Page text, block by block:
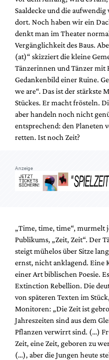
Suche
Saaldecke und die
dort. Noch haben wir ein
denkt man im Theater
Vergänglichkeit des Baus.
(at)“ skizziert die kleine
Tänzerinnen und Tänzer mit
Gedankenbild einer Ruine.
we are“. Das ist der stärkste
Stückes. Er macht frösteln.
aber handeln noch nicht
entsprechend: den Planeten
retten. Ist noch Zeit?
Anzeige
„Time, time, time“, murmelt
Publikums, „Zeit, Zeit“. Der
steigt mühelos über Sitze
ernst, nicht anklagend. Eine
einer Art biblischen Poesie.
Extinction Rebellion. Die
von späteren Texten im
Monitoren: „Die Zeit ist
Jahreszeiten sind aus dem
Pflanzen verwirrt sind. (…)
Zeit, eine Zeit, geboren zu
(…), aber die Jungen heute